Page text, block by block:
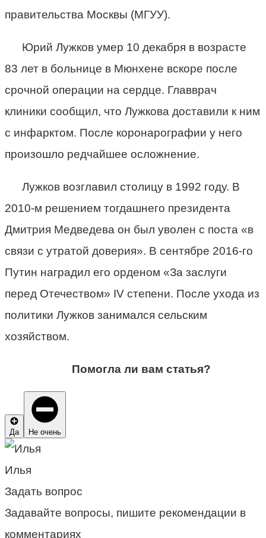
правительства Москвы (МГУУ).
Юрий Лужков умер 10 декабря в возрасте
83 лет в больнице в Мюнхене вскоре после
срочной операции на сердце. Главврач
клиники сообщил, что Лужкова доставили к ним
с инфарктом. После коронарографии у него
произошло редчайшее осложнение.
Лужков возглавил столицу в 1992 году. В
2010-м решением тогдашнего президента
Дмитрия Медведева он был уволен с поста «в
связи с утратой доверия». В сентябре 2016-го
Путин наградил его орденом «За заслуги
перед Отечеством» IV степени. После ухода из
политики Лужков занимался сельским
хозяйством.
Помогла ли вам статья?
Да Не очень
Илья
Задать вопрос
Задавайте вопросы, пишите рекомендации в
комментариях